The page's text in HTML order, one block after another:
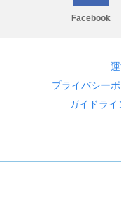
Facebook
プライバシー
ガイドライ